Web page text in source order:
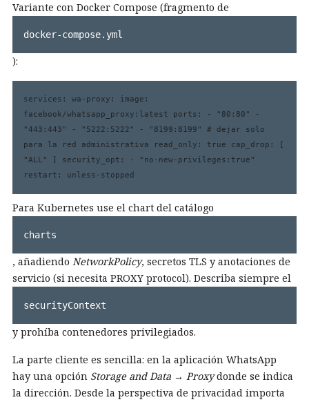
Variante con Docker Compose (fragmento de
docker-compose.yml
):
services: wa-proxy: image:
facebook/whatsapp_proxy:latest ports: - "80:80" -
"443:443" - "5222:5222" - "8199:8199" # dejar solo
para la red administrativa read_only: true cap_drop: [
"ALL" ] security_opt: - "no-new-privileges:true"
restart: unless-stopped
Para Kubernetes use el chart del catálogo
charts
, añadiendo NetworkPolicy, secretos TLS y anotaciones de
servicio (si necesita PROXY protocol). Describa siempre el
securityContext
y prohíba contenedores privilegiados.
La parte cliente es sencilla: en la aplicación WhatsApp
hay una opción Storage and Data → Proxydonde se indica
la dirección. Desde la perspectiva de privacidad importa